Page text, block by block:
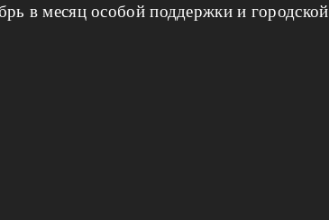
в месяц особой поддержки и городской